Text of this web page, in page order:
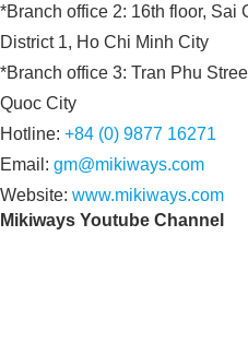
*Branch office 2: 16th floor, Sai
District 1, Ho Chi Minh City
*Branch office 3: Tran Phu
Quoc City
Hotline: +84 (0) 9877 16271
Email: gm@mikiways.com
Website: www.mikiways.com
Mikiways Youtube Channel